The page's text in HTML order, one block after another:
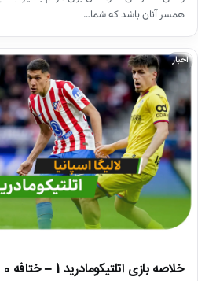
همسر آنان باشد که شما…
اخبار
خلاصه بازی اتلتیکومادرید 1 – ختافه 0 | لالیگا اسپانیا